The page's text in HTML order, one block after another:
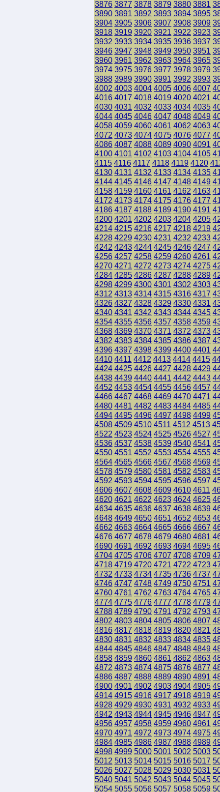
3876 3877 3878 3879 3880 3881
3890 3891 3892 3893 3894 3895
3904 3905 3906 3907 3908 3909
3918 3919 3920 3921 3922 3923
3932 3933 3934 3935 3936 3937
3946 3947 3948 3949 3950 3951
3960 3961 3962 3963 3964 3965
3974 3975 3976 3977 3978 3979
3988 3989 3990 3991 3992 3993
4002 4003 4004 4005 4006 4007
4016 4017 4018 4019 4020 4021
4030 4031 4032 4033 4034 4035
4044 4045 4046 4047 4048 4049
4058 4059 4060 4061 4062 4063
4072 4073 4074 4075 4076 4077
4086 4087 4088 4089 4090 4091
4100 4101 4102 4103 4104 4105
4115 4116 4117 4118 4119 4120
4130 4131 4132 4133 4134 4135
4144 4145 4146 4147 4148 4149
4158 4159 4160 4161 4162 4163
4172 4173 4174 4175 4176 4177
4186 4187 4188 4189 4190 4191
4200 4201 4202 4203 4204 4205
4214 4215 4216 4217 4218 4219
4228 4229 4230 4231 4232 4233
4242 4243 4244 4245 4246 4247
4256 4257 4258 4259 4260 4261
4270 4271 4272 4273 4274 4275
4284 4285 4286 4287 4288 4289
4298 4299 4300 4301 4302 4303
4312 4313 4314 4315 4316 4317
4326 4327 4328 4329 4330 4331
4340 4341 4342 4343 4344 4345
4354 4355 4356 4357 4358 4359
4368 4369 4370 4371 4372 4373
4382 4383 4384 4385 4386 4387
4396 4397 4398 4399 4400 4401
4410 4411 4412 4413 4414 4415
4424 4425 4426 4427 4428 4429
4438 4439 4440 4441 4442 4443
4452 4453 4454 4455 4456 4457
4466 4467 4468 4469 4470 4471
4480 4481 4482 4483 4484 4485
4494 4495 4496 4497 4498 4499
4508 4509 4510 4511 4512 4513
4522 4523 4524 4525 4526 4527
4536 4537 4538 4539 4540 4541
4550 4551 4552 4553 4554 4555
4564 4565 4566 4567 4568 4569
4578 4579 4580 4581 4582 4583
4592 4593 4594 4595 4596 4597
4606 4607 4608 4609 4610 4611
4620 4621 4622 4623 4624 4625
4634 4635 4636 4637 4638 4639
4648 4649 4650 4651 4652 4653
4662 4663 4664 4665 4666 4667
4676 4677 4678 4679 4680 4681
4690 4691 4692 4693 4694 4695
4704 4705 4706 4707 4708 4709
4718 4719 4720 4721 4722 4723
4732 4733 4734 4735 4736 4737
4746 4747 4748 4749 4750 4751
4760 4761 4762 4763 4764 4765
4774 4775 4776 4777 4778 4779
4788 4789 4790 4791 4792 4793
4802 4803 4804 4805 4806 4807
4816 4817 4818 4819 4820 4821
4830 4831 4832 4833 4834 4835
4844 4845 4846 4847 4848 4849
4858 4859 4860 4861 4862 4863
4872 4873 4874 4875 4876 4877
4886 4887 4888 4889 4890 4891
4900 4901 4902 4903 4904 4905
4914 4915 4916 4917 4918 4919
4928 4929 4930 4931 4932 4933
4942 4943 4944 4945 4946 4947
4956 4957 4958 4959 4960 4961
4970 4971 4972 4973 4974 4975
4984 4985 4986 4987 4988 4989
4998 4999 5000 5001 5002 5003
5012 5013 5014 5015 5016 5017
5026 5027 5028 5029 5030 5031
5040 5041 5042 5043 5044 5045
5054 5055 5056 5057 5058 5059